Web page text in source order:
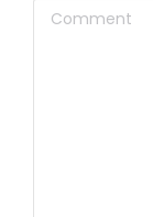
Comment